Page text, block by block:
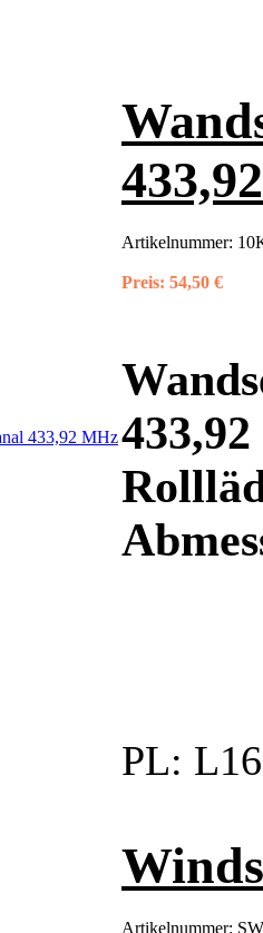
Artikelnummer:
Preis: 54,50 €
PL:
Artikelnummer: